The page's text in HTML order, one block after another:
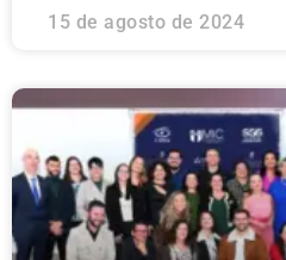
15 de agosto de 2024